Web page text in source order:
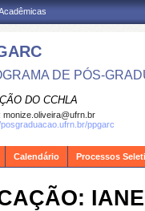
DE PÓS-
DO CCHLA
monize.oliveira@ufrn.br
ppgarc
Calendário Processos